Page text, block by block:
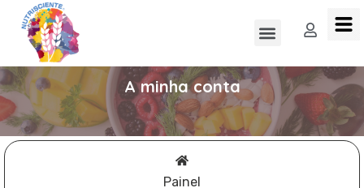
A minha conta
Painel